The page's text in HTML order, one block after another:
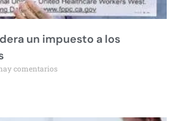
un impuesto a los
comentarios